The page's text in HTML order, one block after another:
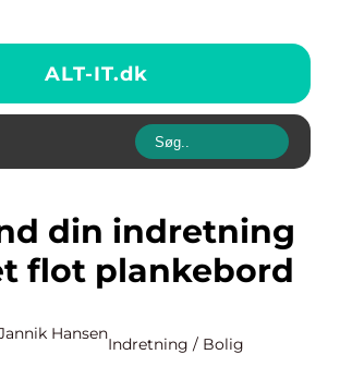
ALT-IT.dk
flot plankebord
Hansen
Indretning / Bolig